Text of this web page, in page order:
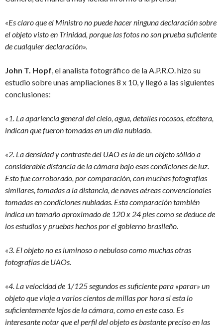
«Es claro que el Ministro no puede hacer ninguna declaración sobre
el objeto visto en Trinidad, porque las fotos no son prueba suficiente
de cualquier declaración».
John T. Hopf, el analista fotográfico de la A.P.R.O. hizo su
estudio sobre unas ampliaciones 8 x 10, y llegó a las siguientes
conclusiones:
«1. La apariencia general del cielo, agua, detalles rocosos, etcétera,
indican que fueron tomadas en un día nublado.
«2. La densidad y contraste del UAO es la de un objeto sólido a
considerable distancia de la cámara bajo esas condiciones de luz.
Esto fue corroborado, por comparación, con muchas fotografías
similares, tomadas a la distancia, de naves aéreas convencionales
tomadas en condiciones nubladas. Esta comparación también
indica un tamaño aproximado de 120 x 24 pies como se deduce de
los estudios y pruebas hechos por el gobierno brasileño.
«3. El objeto no es luminoso o nebuloso como muchas otras
fotografías de UAOs.
«4. La velocidad de 1/125 segundos es suficiente para «parar» un
objeto que viaje a varios cientos de millas por hora si esta lo
suficientemente lejos de la cámara, como en este caso. Es
interesante notar que el perfil del objeto es bastante preciso en las